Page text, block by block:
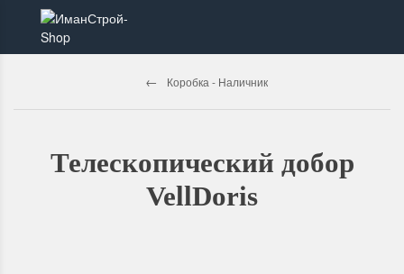
Коробка - Наличник
Телескопический добор
VellDoris